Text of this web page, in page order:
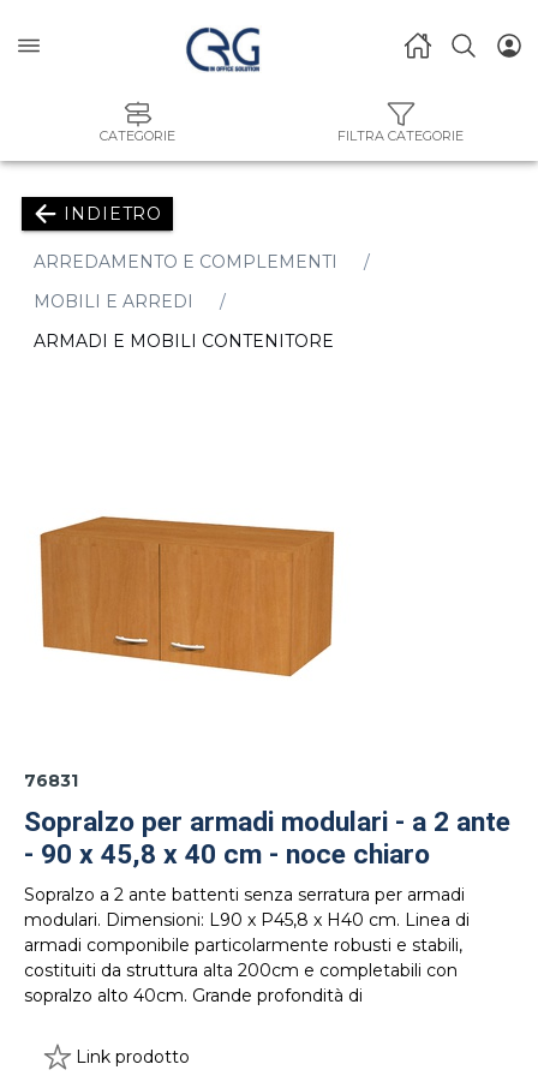
CATEGORIE FILTRA CATEGORIE
INDIETRO
ARREDAMENTO E COMPLEMENTI
MOBILI E ARREDI
ARMADI E MOBILI CONTENITORE
76831
Sopralzo per armadi modulari - a 2 ante
- 90 x 45,8 x 40 cm - noce chiaro
Sopralzo a 2 ante battenti senza serratura per armadi
modulari. Dimensioni: L90 x P45,8 x H40 cm. Linea di
armadi componibile particolarmente robusti e stabili,
costituiti da struttura alta 200cm e completabili con
sopralzo alto 40cm. Grande profondità di
Link prodotto